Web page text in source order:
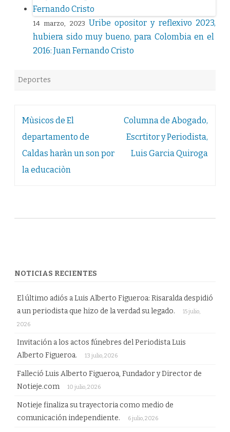
14 marzo, 2023 Uribe opositor y reflexivo 2023,
hubiera sido muy bueno, para Colombia en el
2016: Juan Fernando Cristo
Deportes
Navegación
de
entradas
Mùsicos de El
departamento de
Caldas haràn un son por
la educaciòn
Columna de Abogado,
Escrtitor y Periodista,
Luis Garcia Quiroga
NOTICIAS RECIENTES
El último adiós a Luis Alberto Figueroa: Risaralda despidió
a un periodista que hizo de la verdad su legado.
15 julio,
2026
Invitación a los actos fúnebres del Periodista Luis
Alberto Figueroa.
13 julio, 2026
Falleció Luis Alberto Figueroa, Fundador y Director de
Notieje.com
10 julio, 2026
Notieje finaliza su trayectoria como medio de
comunicación independiente.
6 julio, 2026